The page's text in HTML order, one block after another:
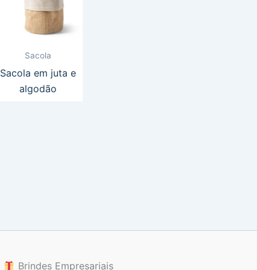
Sacola
Sacola em juta e
algodão
Brindes Empresariais